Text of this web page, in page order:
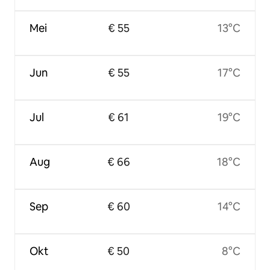
Mei
Jun
Jul
Aug
Sep
Okt
€ 55
€ 55
€ 61
€ 66
€ 60
€ 50
13°C
17°C
19°C
18°C
14°C
8°C